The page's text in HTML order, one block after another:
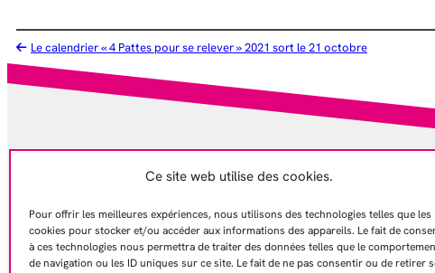
Ce site web utilise des cookies.
Pour offrir les meilleures expériences, nous utilisons des technologies telles que les
cookies pour stocker et/ou accéder aux informations des appareils. Le fait de
à ces technologies nous permettra de traiter des données telles que le
de navigation ou les ID uniques sur ce site. Le fait de ne pas consentir ou de retirer
Le calendrier « 4 Pattes pour se relever » 2021 sort le 21 octobre
Faire un don